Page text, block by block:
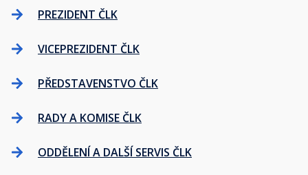
PREZIDENT ČLK
VICEPREZIDENT ČLK
PŘEDSTAVENSTVO ČLK
RADY A KOMISE ČLK
ODDĚLENÍ A DALŠÍ SERVIS ČLK